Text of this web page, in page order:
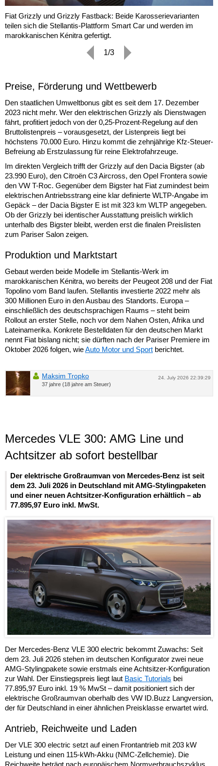
Fiat Grizzly und Grizzly Fastback: Beide Karosserievarianten
teilen sich die Stellantis-Plattform Smart Car und werden im
marokkanischen Kénitra gefertigt.
1/3
Preise, Förderung und Wettbewerb
Den staatlichen Umweltbonus gibt es seit dem 17. Dezember
2023 nicht mehr. Wer den elektrischen Grizzly als Dienstwagen
fährt, profitiert jedoch von der 0,25-Prozent-Regelung auf den
Bruttolistenpreis – vorausgesetzt, der Listenpreis liegt bei
höchstens 70.000 Euro. Hinzu kommt die zehnjährige Kfz-Steuer-
Befreiung ab Erstzulassung für reine Elektrofahrzeuge.
Im direkten Vergleich trifft der Grizzly auf den Dacia Bigster (ab
23.990 Euro), den Citroën C3 Aircross, den Opel Frontera sowie
den VW T-Roc. Gegenüber dem Bigster hat Fiat zumindest beim
elektrischen Antriebsstrang eine klar definierte WLTP-Angabe im
Gepäck – der Dacia Bigster E ist mit 323 km WLTP angegeben.
Ob der Grizzly bei identischer Ausstattung preislich wirklich
unterhalb des Bigster bleibt, werden erst die finalen Preislisten
zum Pariser Salon zeigen.
Produktion und Marktstart
Gebaut werden beide Modelle im Stellantis-Werk im
marokkanischen Kénitra, wo bereits der Peugeot 208 und der Fiat
Topolino vom Band laufen. Stellantis investierte 2022 mehr als
300 Millionen Euro in den Ausbau des Standorts. Europa –
einschließlich des deutschsprachigen Raums – steht beim
Rollout an erster Stelle, noch vor dem Nahen Osten, Afrika und
Lateinamerika. Konkrete Bestelldaten für den deutschen Markt
nennt Fiat bislang nicht; sie dürften nach der Pariser Premiere im
Oktober 2026 folgen, wieAuto Motor und Sport berichtet.
24. July 2026 22:39:29
Maksim Tropko
37 jahre (18 jahre am Steuer)
Mercedes VLE 300: AMG Line und
Achtsitzer ab sofort bestellbar
Der elektrische Großraumvan von Mercedes-Benz ist seit
dem 23. Juli 2026 in Deutschland mit AMG-Stylingpaketen
und einer neuen Achtsitzer-Konfiguration erhältlich – ab
77.895,97 Euro inkl. MwSt.
Der Mercedes-Benz VLE 300 electric bekommt Zuwachs: Seit
dem 23. Juli 2026 stehen im deutschen Konfigurator zwei neue
AMG-Stylingpakete sowie erstmals eine Achtsitzer-Konfiguration
zur Wahl. Der Einstiegspreis liegt laut Basic Tutorials bei
77.895,97 Euro inkl. 19 % MwSt – damit positioniert sich der
elektrische Großraumvan oberhalb des VW ID.Buzz Langversion,
der für Deutschland in einer ähnlichen Preisklasse erwartet wird.
Antrieb, Reichweite und Laden
Der VLE 300 electric setzt auf einen Frontantrieb mit 203 kW
Leistung und einen 115-kWh-Akku (NMC-Zellchemie). Die
Reichweite beträgt nach europäischem Normverbrauchszyklus